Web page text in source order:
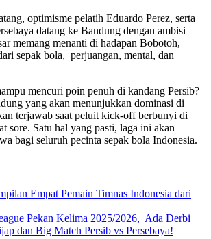
optimisme pelatih Eduardo Perez, serta
datang ke Bandung dengan ambisi
memang menanti di hadapan Bobotoh,
sepak bola, perjuangan, mental, dan
mencuri poin penuh di kandang Persib?
yang akan menunjukkan dominasi di
terjawab saat peluit kick-off berbunyi di
sore. Satu hal yang pasti, laga ini akan
bagi seluruh pecinta sepak bola Indonesia.
Empat Pemain Timnas Indonesia dari
Pekan Kelima 2025/2026, Ada Derbi
dan Big Match Persib vs Persebaya!